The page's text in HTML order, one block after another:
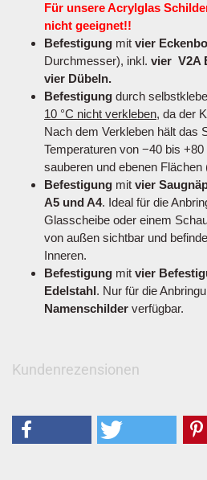
Für unsere Acrylglas
nicht geeignet!!
Befestigung mit vier
Durchmesser), inkl. vier V2A
vier Dübeln.
Befestigung durch
10 °C nicht verkleben, da der
Nach dem Verkleben hält das
Temperaturen von −40 bis
sauberen und ebenen Flächen
Befestigung mit vier
A5 und A4. Ideal für die
Glasscheibe oder einem
von außen sichtbar und
Inneren.
Befestigung mit vier
Edelstahl. Nur für die
Namenschilder verfügbar.
Kundenrezensionen